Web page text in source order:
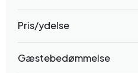
Pris/ydelse
Gæstebedømmelse